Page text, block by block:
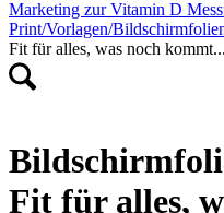
Marketing zur Vitamin D
Print/Vorlagen/
Fit für alles, was noch kommt...
Fit für alles,